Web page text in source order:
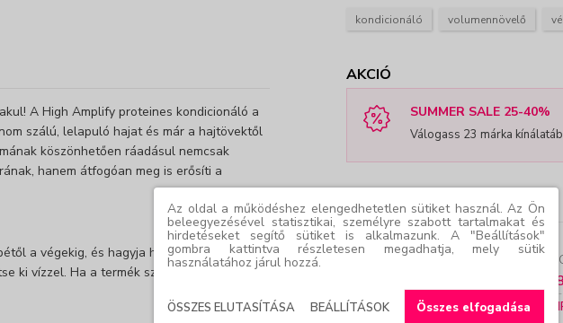
kondicionáló volumennövelő
A High Amplify proteines kondicionáló a
szálú, lelapuló hajat és már a hajtövektől
köszönhetően ráadásul nemcsak
hanem átfogóan meg is erősíti a
a végekig, és hagyja hatni 3 percig.
ki vízzel. Ha a termék szembe kerül, bő
AKCIÓ
SUMMER SALE 25-40%
Válogass 23 márka
KAPCSOLÓDÓ TERMÉKEK
MATRIX
5.596 Fta(z)
Az oldal a működéshez elengedhetetlen sütiket használ. Az Ön
beleegyezésével statisztikai, személyre szabott tartalmakat és
hirdetéseket segítő sütiket is alkalmazunk. A "Beállítások"
gombra kattintva részletesen megadhatja, mely sütik
használatához járul hozzá.
ÖSSZES ELUTASÍTÁSA BEÁLLÍTÁSOK Összes elfogadása